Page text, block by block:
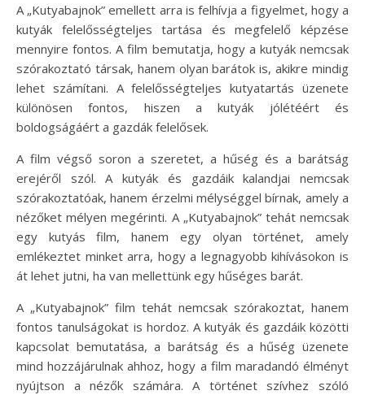
A „Kutyabajnok” emellett arra is felhívja a figyelmet, hogy a
kutyák felelősségteljes tartása és megfelelő képzése
mennyire fontos. A film bemutatja, hogy a kutyák nemcsak
szórakoztató társak, hanem olyan barátok is, akikre mindig
lehet számítani. A felelősségteljes kutyatartás üzenete
különösen fontos, hiszen a kutyák jólétéért és
boldogságáért a gazdák felelősek.
A film végső soron a szeretet, a hűség és a barátság
erejéről szól. A kutyák és gazdáik kalandjai nemcsak
szórakoztatóak, hanem érzelmi mélységgel bírnak, amely a
nézőket mélyen megérinti. A „Kutyabajnok” tehát nemcsak
egy kutyás film, hanem egy olyan történet, amely
emlékeztet minket arra, hogy a legnagyobb kihívásokon is
át lehet jutni, ha van mellettünk egy hűséges barát.
A „Kutyabajnok” film tehát nemcsak szórakoztat, hanem
fontos tanulságokat is hordoz. A kutyák és gazdáik közötti
kapcsolat bemutatása, a barátság és a hűség üzenete
mind hozzájárulnak ahhoz, hogy a film maradandó élményt
nyújtson a nézők számára. A történet szívhez szóló